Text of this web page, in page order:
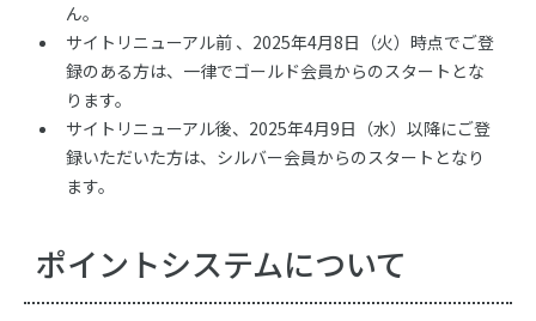
ん。
サイトリニューアル前 、2025年4月8日（火）時点でご登
録のある方は、一律でゴールド会員からのスタートとな
ります。
サイトリニューアル後、2025年4月9日（水）以降にご登
録いただいた方は、シルバー会員からのスタートとなり
ます。
ポイントシステムについて